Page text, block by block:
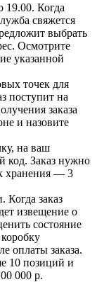
19.00. Когда
свяжется
выбрать
Осмотрите
указанной
точек для
поступит на
заказа
и назовите
на ваш
код. Заказ нужно
хранения — 3
Когда заказ
извещение о
состояние
оплаты заказа.
10 позиций и
000 р.